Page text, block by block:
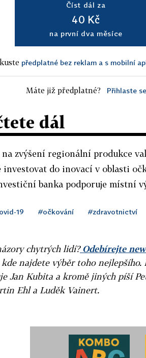
Číst dál za
40 Kč
na první dva měsíce
předplatné bez reklam a s mobilní
Máte již předplatné? Přihlaste se
dál
na zvýšení regionální produkce
investovat do inovací v oblasti
banka podporuje místní
19 #očkování #zdravotnictví
chytrých lidí?Odebírejte
kde najdete výběr toho nejlepšího.
Jan Kubita a kromě jiných píší
Ehl a Luděk Vainert.